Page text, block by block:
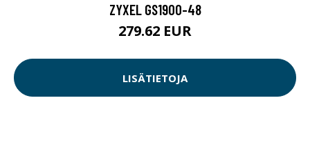
ZYXEL GS1900-48
279.62 EUR
LISÄTIETOJA